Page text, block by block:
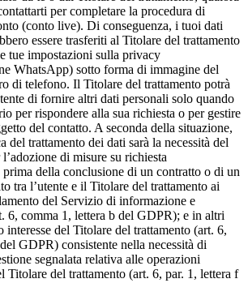
per completare la procedura di
(conto live). Di conseguenza, i tuoi dati
essere trasferiti al Titolare del trattamento
tue impostazioni sulla privacy
WhatsApp) sotto forma di immagine del
di telefono. Il Titolare del trattamento potrà
di fornire altri dati personali solo quando
per rispondere alla sua richiesta o per gestire
del contatto. A seconda della situazione,
del trattamento dei dati sarà la necessità del
di misure su richiesta
prima della conclusione di un contratto o di un
tra l’utente e il Titolare del trattamento ai
del Servizio di informazione e
6, comma 1, lettera b del GDPR); e in altri
interesse del Titolare del trattamento (art. 6,
GDPR) consistente nella necessità di
segnalata relativa alle operazioni
Titolare del trattamento (art. 6, par. 1, lettera f